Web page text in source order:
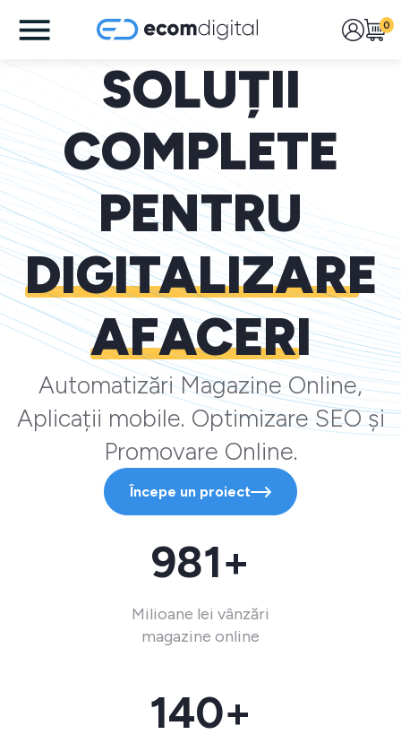
0
SOLUȚII
COMPLETE
PENTRU
DIGITALIZARE
AFACERI
Automatizări Magazine Online,
Aplicații mobile. Optimizare SEO și
Promovare Online.
Începe un proiect
981+
Milioane lei vânzări
magazine online
140+